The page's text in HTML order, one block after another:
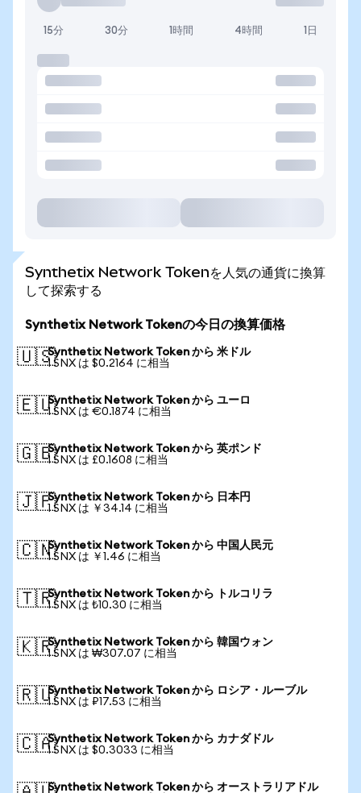
15分 30分 1時間 4時間 1日
Synthetix Network Tokenを人気の通貨に換算
して探索する
Synthetix Network Tokenの今日の換算価格
🇺🇸Synthetix Network Token から 米ドル
1 SNX は $0.2164 に相当
🇪🇺Synthetix Network Token から ユーロ
1 SNX は €0.1874 に相当
🇬🇧Synthetix Network Token から 英ポンド
1 SNX は £0.1608 に相当
🇯🇵Synthetix Network Token から 日本円
1 SNX は ￥34.14 に相当
🇨🇳Synthetix Network Token から 中国人民元
1 SNX は ￥1.46 に相当
🇹🇷Synthetix Network Token から トルコリラ
1 SNX は ₺10.30 に相当
🇰🇷Synthetix Network Token から 韓国ウォン
1 SNX は ₩307.07 に相当
🇷🇺Synthetix Network Token から ロシア・ルーブル
1 SNX は ₽17.53 に相当
🇨🇦Synthetix Network Token から カナダドル
1 SNX は $0.3033 に相当
Synthetix Network Token から オーストラリアドル